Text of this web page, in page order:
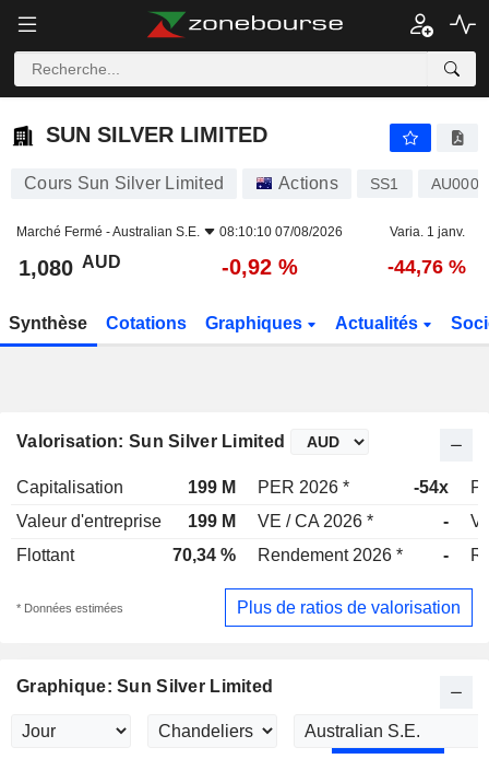
SUN SILVER LIMITED
SUN SILVER LIMITED
Cours Sun Silver Limited Actions SS1
Marché Fermé -Australian S.E. 08:10:10 07/08/2026 Varia. 1 janv.
1,080 AUD -0,92 % -44,76 %
Synthèse Cotations Graphiques Actualités
Valorisation: Sun Silver Limited
Capitalisation 199 M PER 2026 * -54x
Valeur d'entreprise
199 M VE / CA 2026 * -
Flottant
70,34 % Rendement 2026 * -
* Données estimées Plus de ratios de valorisation
Graphique: Sun Silver Limited